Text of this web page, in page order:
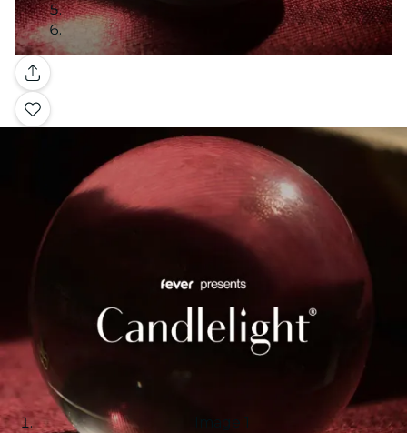
Galleria
Image 1